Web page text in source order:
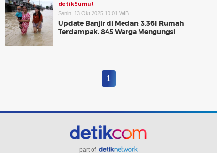
detikSumut
Senin, 13 Okt 2025 10:01 WIB
Update Banjir di Medan: 3.361 Rumah
Terdampak, 845 Warga Mengungsi
1
part of